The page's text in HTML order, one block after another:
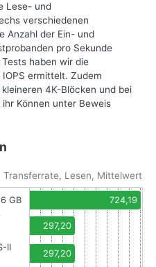
Lese- und
verschiedenen
Anzahl der Ein- und
pro Sekunde
haben wir die
ermittelt. Zudem
4K-Blöcken und bei
Können unter Beweis
Transferrate, Lesen, Mittelwert
GB
724,19
297,20
II
297,20